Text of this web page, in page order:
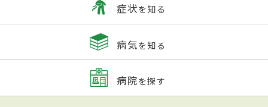
症状を知る
病気を知る
病院を探す